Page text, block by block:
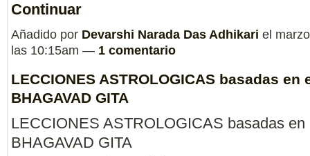
Continuar
Añadido por Devarshi Narada Das Adhikari el
las 10:15am — 1 comentario
LECCIONES ASTROLOGICAS basadas en
BHAGAVAD GITA
LECCIONES ASTROLOGICAS basadas en
BHAGAVAD GITA